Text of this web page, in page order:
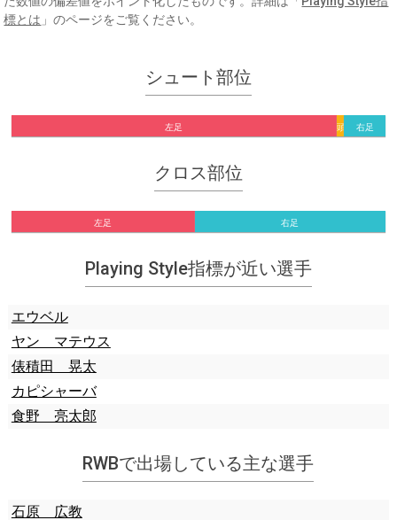
標とは 」のページをご覧ください。
シュート部位
左足 頭, 右足
クロス部位
左足 右足
Playing Style指標が近い選手
エウベル
ヤン マテウス
俵積田 晃太
カピシャーバ
食野 亮太郎
RWBで出場している主な選手
石原 広教